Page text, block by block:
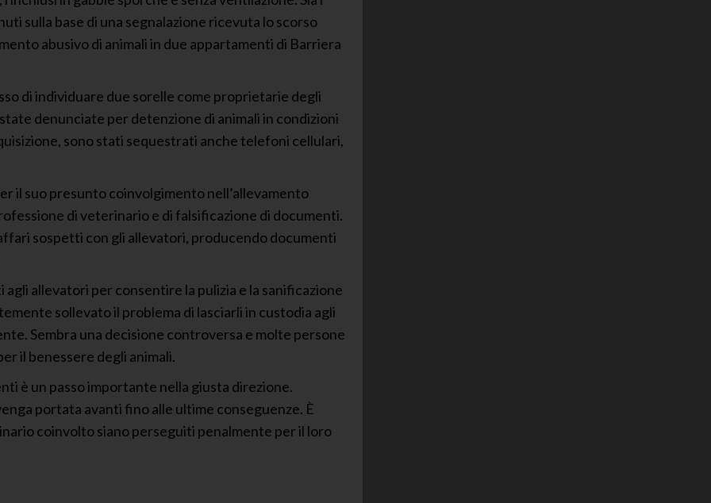
sulla base di una segnalazione ricevuta lo scorso
abusivo di animali in due appartamenti di Barriera
di individuare due sorelle come proprietarie degli
denunciate per detenzione di animali in condizioni
sono stati sequestrati anche telefoni cellulari,
il suo presunto coinvolgimento nell’allevamento
di veterinario e di falsificazione di documenti.
sospetti con gli allevatori, producendo documenti
allevatori per consentire la pulizia e la sanificazione
sollevato il problema di lasciarli in custodia agli
Sembra una decisione controversa e molte persone
il benessere degli animali.
è un passo importante nella giusta direzione.
portata avanti fino alle ultime conseguenze. È
coinvolto siano perseguiti penalmente per il loro